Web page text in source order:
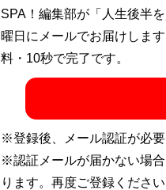
SPA！編集部が「人生後半
曜日にメールでお届けしま
料・10秒で完了です。
※登録後、メール認証が必
※認証メールが届かない場
ります。再度ご登録ください